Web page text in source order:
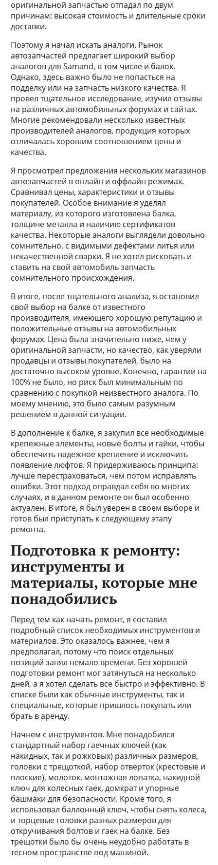
оригинальной запчастью отпадал по двум
причинам: высокая стоимость и длительные сроки
доставки.
Поэтому я начал искать аналоги. Рынок
автозапчастей предлагает широкий выбор
аналогов для Samand, в том числе и балок.
Однако, здесь важно было не попасться на
подделку или на запчасть низкого качества. Я
провел тщательное исследование, изучил отзывы
на различных автомобильных форумах и сайтах.
Многие рекомендовали несколько известных
производителей аналогов, продукция которых
отличалась хорошим соотношением цены и
качества.
Я просмотрел предложения нескольких магазинов
автозапчастей в онлайн и оффлайн режимах.
Сравнивал цены, характеристики и отзывы
покупателей. Особое внимание я уделял
материалу, из которого изготовлена балка,
толщине металла и наличию сертификатов
качества. Некоторые аналоги выглядели довольно
сомнительно, с видимыми дефектами литья или
некачественной сварки. Я не хотел рисковать и
ставить на свой автомобиль запчасть
сомнительного происхождения.
В итоге, после тщательного анализа, я остановил
свой выбор на балке от известного
производителя, имеющего хорошую репутацию и
положительные отзывы на автомобильных
форумах. Цена была значительно ниже, чем у
оригинальной запчасти, но качество, как уверяли
продавцы и отзывы покупателей, было на
достаточно высоком уровне. Конечно, гарантии на
100% не было, но риск был минимальным по
сравнению с покупкой неизвестного аналога. По
моему мнению, это было самым разумным
решением в данной ситуации.
В дополнение к балке, я закупил все необходимые
крепежные элементы, новые болты и гайки, чтобы
обеспечить надежное крепление и исключить
появление люфтов. Я придерживаюсь принципа:
лучше перестраховаться, чем потом исправлять
ошибки. Этот подход оправдал себя во многих
случаях, и в данном ремонте он был особенно
актуален. В итоге, я был уверен в своем выборе и
готов был приступать к следующему этапу
ремонта.
Подготовка к ремонту:
инструменты и
материалы, которые мне
понадобились
Перед тем как начать ремонт, я составил
подробный список необходимых инструментов и
материалов. Это оказалось важнее, чем я
предполагал, потому что поиск отдельных
позиций занял немало времени. Без хорошей
подготовки ремонт мог затянуться на несколько
дней, а я хотел сделать все быстро и эффективно. В
списке были как обычные инструменты, так и
специальные, которые пришлось покупать или
брать в аренду.
Начнем с инструментов. Мне понадобился
стандартный набор гаечных ключей (как
накидных, так и рожковых) различных размеров,
головки с трещоткой, набор отверток (крестовые и
плоские), молоток, монтажная лопатка, накидной
ключ для колесных гаек, домкрат и упорные
башмаки для безопасности. Кроме того, я
использовал баллонный ключ, чтобы снять колеса,
и торцевые головки разных размеров для
откручивания болтов и гаек на балке. Без
трещотки было бы очень неудобно работать в
тесном пространстве под машиной.